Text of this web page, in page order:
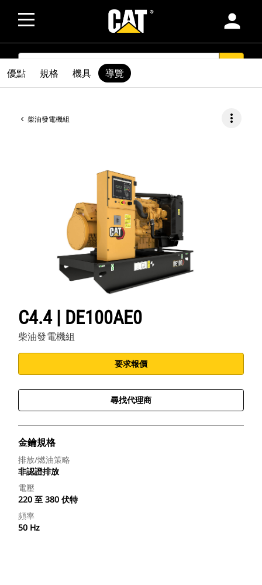
person
SEARCH
柴油發電機組 more_vert
C4.4 | DE100AE0
柴油發電機組
要求報價
尋找代理商
金鑰規格
排放/燃油策略
非認證排放
電壓
220 至 380 伏特
頻率
50 Hz
優點 規格 機具 導覽